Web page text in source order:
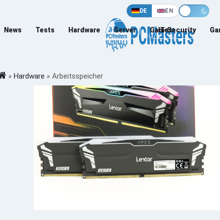
DE EN
News Tests Hardware Server Games
IT-Security
» Hardware » Arbeitsspeicher